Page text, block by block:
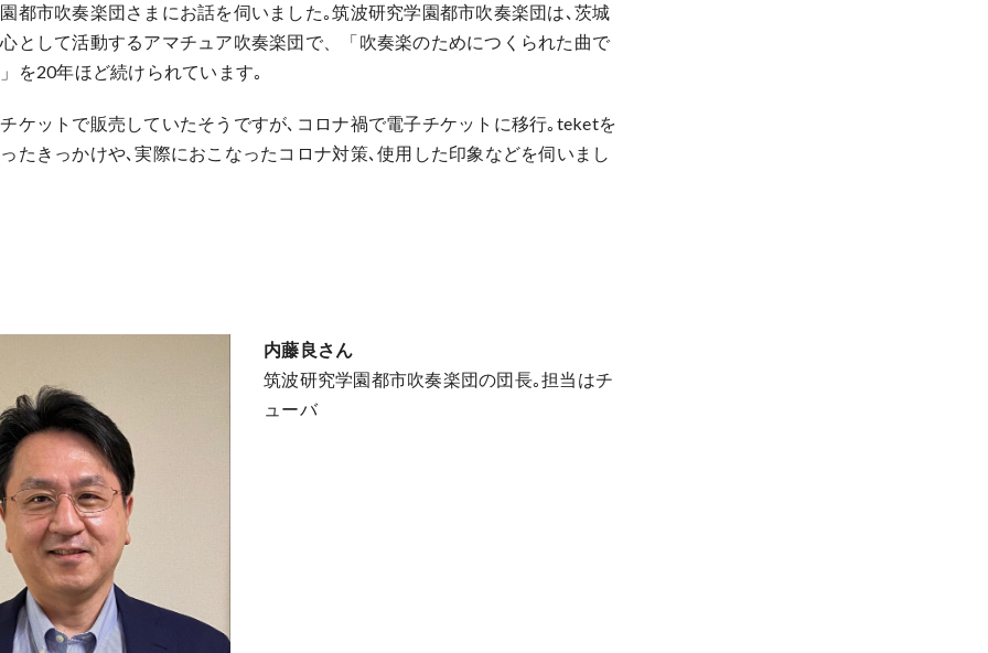
都市吹奏楽団さまにお話を伺いました｡筑波研究学園都市吹奏楽団は､茨城
として活動するアマチュア吹奏楽団で、「吹奏楽のためにつくられた曲で
を20年ほど続けられています｡
ケットで販売していたそうですが､コロナ禍で電子チケットに移行｡teketを
たきっかけや､実際におこなったコロナ対策､使用した印象などを伺いまし
内藤良さん
筑波研究学園都市吹奏楽団の団長｡担当はチ
ューバ